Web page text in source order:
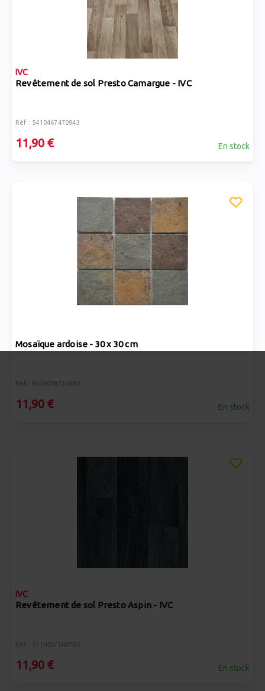
IVC
Revêtement de sol Presto Camargue - IVC
Réf : 5410467470943
11,90 € En stock
Mosaïque ardoise - 30 x 30 cm
Réf : 8435058733600
11,90 € En stock
IVC
Revêtement de sol Presto Aspin - IVC
Réf : 5410467088704
11,90 € En stock